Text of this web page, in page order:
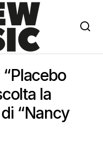
la
“Nancy